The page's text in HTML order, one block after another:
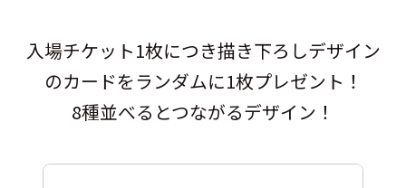
入場チケット1枚につき描き下ろしデザイン
のカードをランダムに1枚プレゼント！
8種並べるとつながるデザイン！